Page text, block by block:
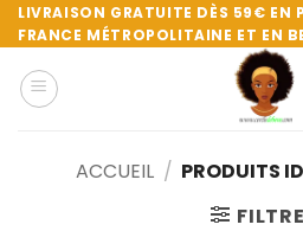
Passer
au
contenu
LIVRAISON GRATUITE DÈS 59€ EN
FRANCE MÉTROPOLITAINE ET EN
ACCUEIL / PRODUITS